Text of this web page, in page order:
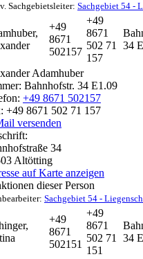
Sachgebietsleiter: Sachgebiet 54 -
,
+49
8671
502157
+49
8671
502 71
157
34
Adamhuber
Bahnhofstr. 34 E1.09
+49 8671 502157
+49 8671 502 71 157
versenden
34
Altötting
auf Karte anzeigen
dieser Person
: Sachgebiet 54 -
,
+49
8671
502151
+49
8671
502 71
151
34